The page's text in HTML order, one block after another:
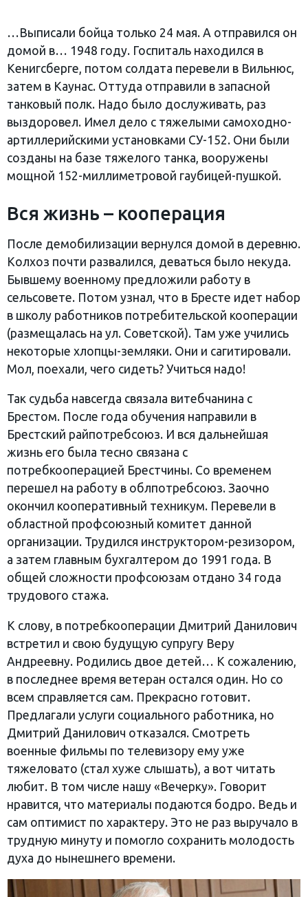
…Выписали бойца только 24 мая. А отправился он
домой в… 1948 году. Госпиталь находился в
Кенигсберге, потом солдата перевели в Вильнюс,
затем в Каунас. Оттуда отправили в запасной
танковый полк. Надо было дослуживать, раз
выздоровел. Имел дело с тяжелыми самоходно-
артиллерийскими установками СУ-152. Они были
созданы на базе тяжелого танка, вооружены
мощной 152-миллиметровой гаубицей-пушкой.
Вся жизнь – кооперация
После демобилизации вернулся домой в деревню.
Колхоз почти развалился, деваться было некуда.
Бывшему военному предложили работу в
сельсовете. Потом узнал, что в Бресте идет набор
в школу работников потребительской кооперации
(размещалась на ул. Советской). Там уже учились
некоторые хлопцы-земляки. Они и сагитировали.
Мол, поехали, чего сидеть? Учиться надо!
Так судьба навсегда связала витебчанина с
Брестом. После года обучения направили в
Брестский райпотребсоюз. И вся дальнейшая
жизнь его была тесно связана с
потребкооперацией Брестчины. Со временем
перешел на работу в облпотребсоюз. Заочно
окончил кооперативный техникум. Перевели в
областной профсоюзный комитет данной
организации. Трудился инструктором-резизором,
а затем главным бухгалтером до 1991 года. В
общей сложности профсоюзам отдано 34 года
трудового стажа.
К слову, в потребкооперации Дмитрий Данилович
встретил и свою будущую супругу Веру
Андреевну. Родились двое детей… К сожалению,
в последнее время ветеран остался один. Но со
всем справляется сам. Прекрасно готовит.
Предлагали услуги социального работника, но
Дмитрий Данилович отказался. Смотреть
военные фильмы по телевизору ему уже
тяжеловато (стал хуже слышать), а вот читать
любит. В том числе нашу «Вечерку». Говорит
нравится, что материалы подаются бодро. Ведь и
сам оптимист по характеру. Это не раз выручало в
трудную минуту и помогло сохранить молодость
духа до нынешнего времени.